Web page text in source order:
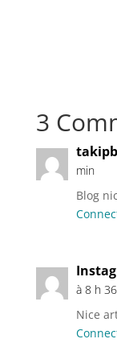
3
min
Blog
à 8 h
Nice